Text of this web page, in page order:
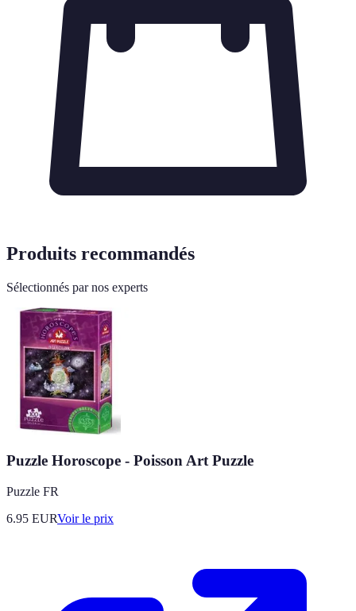
Produits recommandés
Sélectionnés par nos experts
Puzzle Horoscope - Poisson Art Puzzle
Puzzle FR
6.95 EURVoir le prix